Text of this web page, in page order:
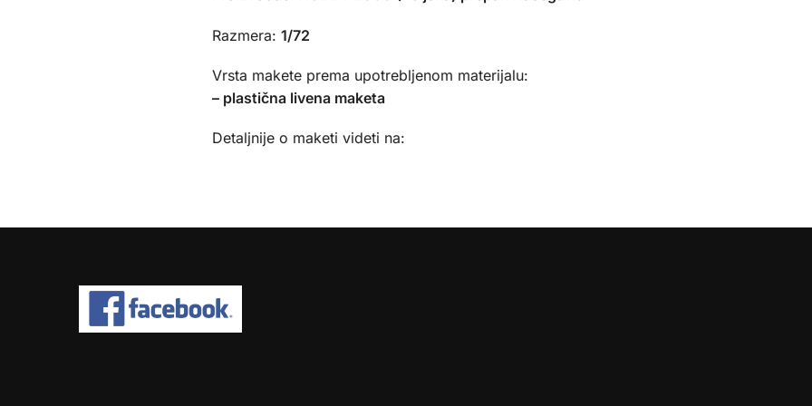
Razmera: 1/72
Vrsta makete prema upotrebljenom materijalu:
– plastična livena maketa
Detaljnije o maketi videti na: